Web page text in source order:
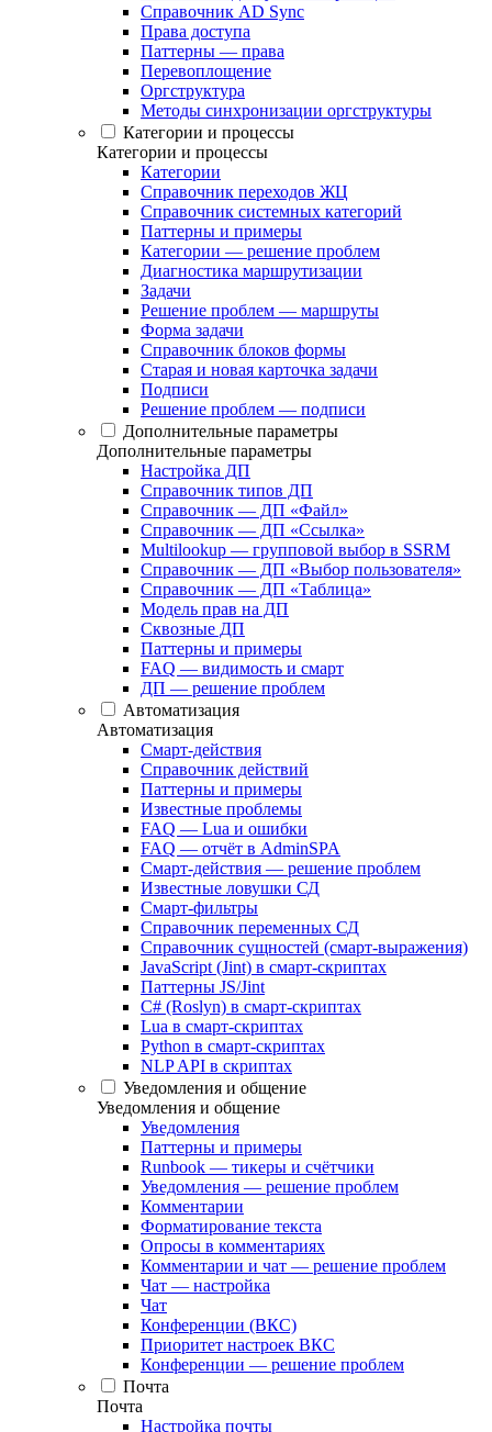
Справочник AD Sync
Права доступа
Паттерны — права
Перевоплощение
Оргструктура
Методы синхронизации оргструктуры
Категории и процессы
Категории и процессы
Категории
Справочник переходов ЖЦ
Справочник системных категорий
Паттерны и примеры
Категории — решение проблем
Диагностика маршрутизации
Задачи
Решение проблем — маршруты
Форма задачи
Справочник блоков формы
Старая и новая карточка задачи
Подписи
Решение проблем — подписи
Дополнительные параметры
Дополнительные параметры
Настройка ДП
Справочник типов ДП
Справочник — ДП «Файл»
Справочник — ДП «Ссылка»
Multilookup — групповой выбор в SSRM
Справочник — ДП «Выбор пользователя»
Справочник — ДП «Таблица»
Модель прав на ДП
Сквозные ДП
Паттерны и примеры
FAQ — видимость и смарт
ДП — решение проблем
Автоматизация
Автоматизация
Смарт-действия
Справочник действий
Паттерны и примеры
Известные проблемы
FAQ — Lua и ошибки
FAQ — отчёт в AdminSPA
Смарт-действия — решение проблем
Известные ловушки СД
Смарт-фильтры
Справочник переменных СД
Справочник сущностей (смарт-выражения)
JavaScript (Jint) в смарт-скриптах
Паттерны JS/Jint
C# (Roslyn) в смарт-скриптах
Lua в смарт-скриптах
Python в смарт-скриптах
NLP API в скриптах
Уведомления и общение
Уведомления и общение
Уведомления
Паттерны и примеры
Runbook — тикеры и счётчики
Уведомления — решение проблем
Комментарии
Форматирование текста
Опросы в комментариях
Комментарии и чат — решение проблем
Чат — настройка
Чат
Конференции (ВКС)
Приоритет настроек ВКС
Конференции — решение проблем
Почта
Почта
Настройка почты